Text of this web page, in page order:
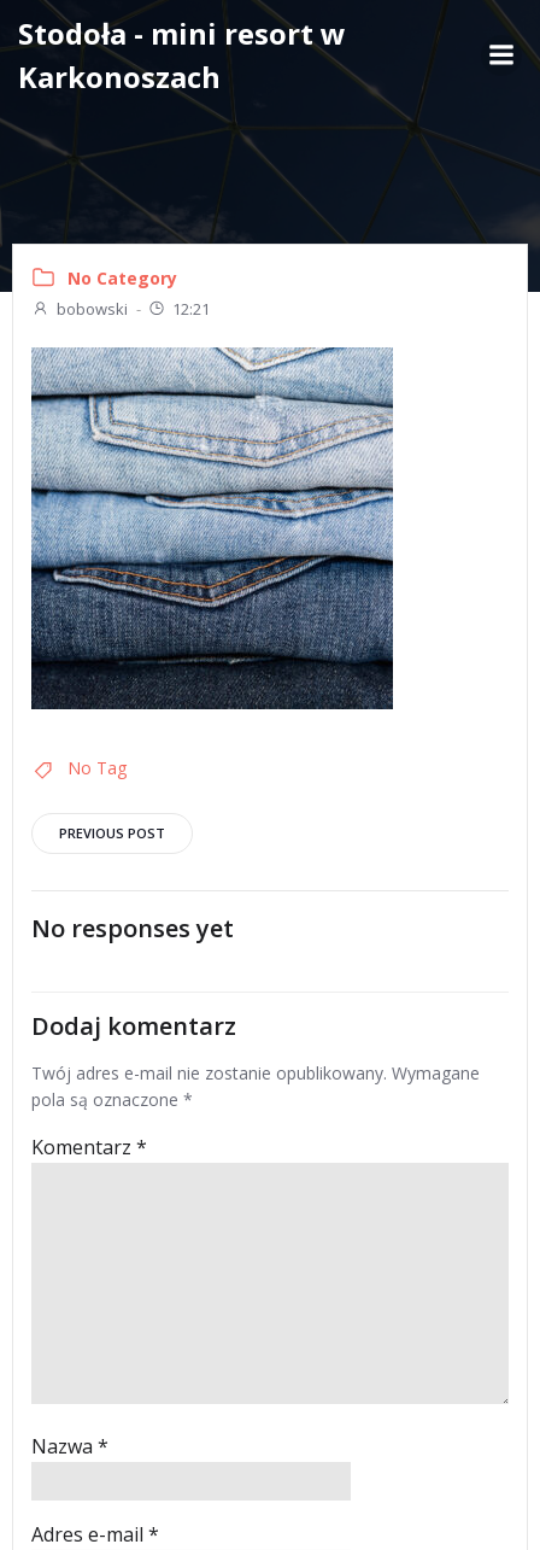
Skip
to
content
Stodoła - mini resort w
Karkonoszach
No Category
bobowski - 12:21
No Tag
Post
navigation
PREVIOUS POST
No responses yet
Dodaj komentarz
Twój adres e-mail nie zostanie opublikowany. Wymagane
pola są oznaczone *
Komentarz *
Nazwa *
Adres e-mail *